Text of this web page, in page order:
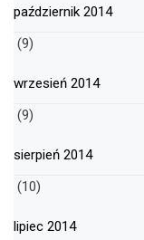
październik 2014
(9)
wrzesień 2014
(9)
sierpień 2014
(10)
lipiec 2014